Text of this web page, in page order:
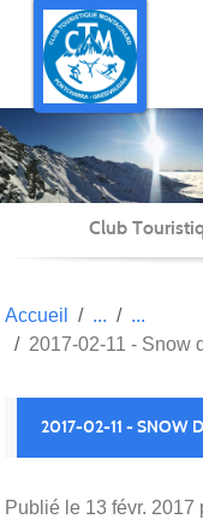
Club
Accueil
2017-02-11 - Snow
2017-02-11 - SNOW
Publié le 13 févr. 2017
Panneau de gestion